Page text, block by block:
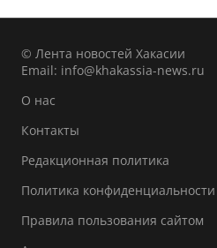
© Лента новостей Хакасии
Email: info@khakassia-news.ru
О нас
Контакты
Редакционная политика
Политика конфиденциальности
Правила пользования сайтом